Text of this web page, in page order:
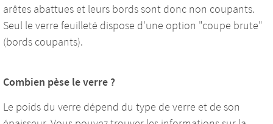
arêtes abattues et leurs bords sont donc non coupants.
Seul le verre feuilleté dispose d'une option "coupe brute"
(bords coupants).
Combien pèse le verre ?
Le poids du verre dépend du type de verre et de son